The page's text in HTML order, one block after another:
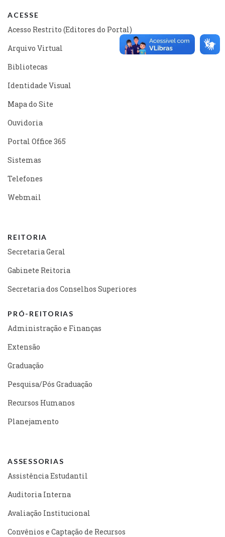
ACESSE
Acesso Restrito (Editores do Portal)
Arquivo Virtual
Bibliotecas
Identidade Visual
Mapa do Site
Ouvidoria
Portal Office 365
Sistemas
Telefones
Webmail
REITORIA
Secretaria Geral
Gabinete Reitoria
Secretaria dos Conselhos Superiores
PRÓ-REITORIAS
Administração e Finanças
Extensão
Graduação
Pesquisa/Pós Graduação
Recursos Humanos
Planejamento
ASSESSORIAS
Assistência Estudantil
Auditoria Interna
Avaliação Institucional
Convênios e Captação de Recursos